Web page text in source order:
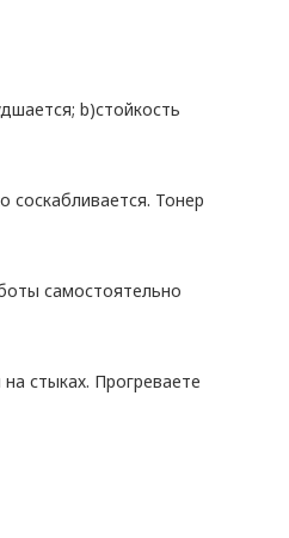
b)стойкость
Тонер
самостоятельно
стыках. Прогреваете